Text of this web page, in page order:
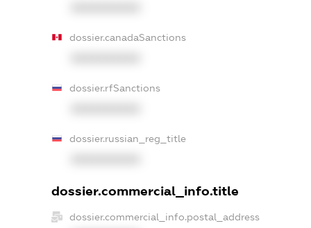
dossier.canadaSanctions
dossier.rfSanctions
dossier.russian_reg_title
dossier.commercial_info.title
dossier.commercial_info.postal_address